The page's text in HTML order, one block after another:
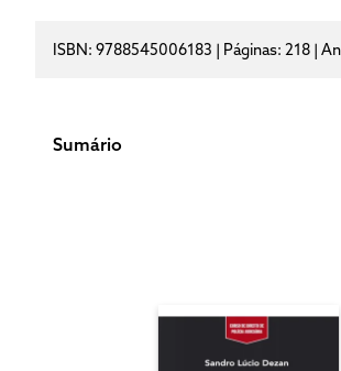
ISBN: 9788545006183 | Páginas: 218 |
Sumário